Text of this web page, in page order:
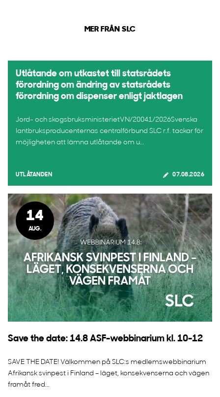
MER FRÅN SLC
Utlåtande om utkastet till statsrådets
förordning om ändring av statsrådets
förordning om dispenser enligt jaktlagen
Jord- och skogsbruksministerietVN/20041/2026Svenska
lantbruksproducenternas centralförbund SLC r.f. tackar för
möjligheten att lämna utlåtande om u...
UTLÅTANDEN 07.08.2026
14
AUG.
Save the date: 14.8 ASF-webbinarium kl. 10-12
SAVE THE DATE! Välkommen på SLC:s medlemswebbinarium
Afrikansk svinpest i Finland – läget, konsekvenserna och vägen
framåt fred...